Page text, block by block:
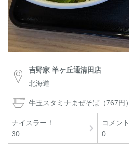
吉野家 羊ヶ丘通清田店
北海道
牛玉スタミナまぜそば（767円）
ナイスラー！
30
コメント
0